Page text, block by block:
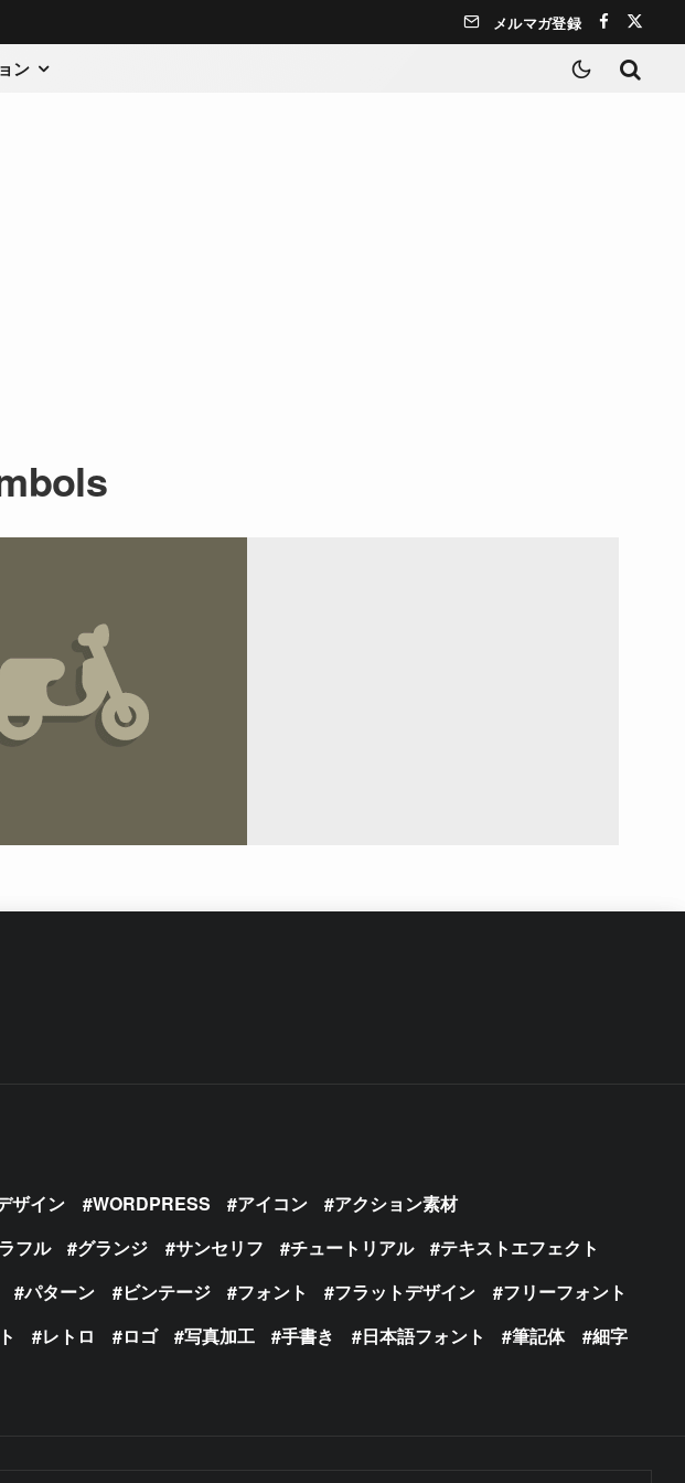
メルマガ登録
ン
ザイン WORDPRESS アイコン
アクション素材
フル グランジ サンセリフ チュートリアル
テキストエフェクト
パターン ビンテージ フォント フラットデザイン
フリーフォント
レトロ ロゴ 写真加工 手書き 日本語フォント 筆記体
細字